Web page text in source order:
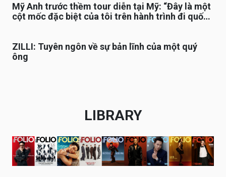
Mỹ Anh trước thềm tour diễn tại Mỹ: “Đây là một
cột mốc đặc biệt của tôi trên hành trình đi quốc
ZILLI: Tuyên ngôn về sự bản lĩnh của một quý
ông
LIBRARY